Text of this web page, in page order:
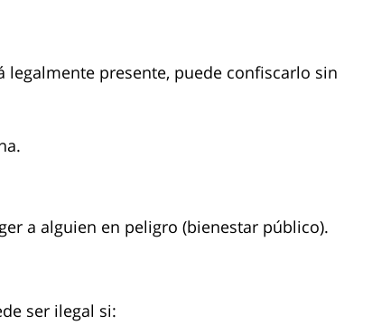
presente, puede confiscarlo sin
a alguien en peligro (bienestar público).
ser ilegal si: